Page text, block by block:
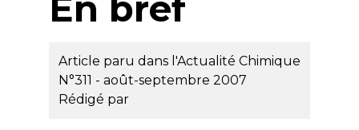
Article paru dans l'Actualité Chimique
N°311 - août-septembre 2007
Rédigé par